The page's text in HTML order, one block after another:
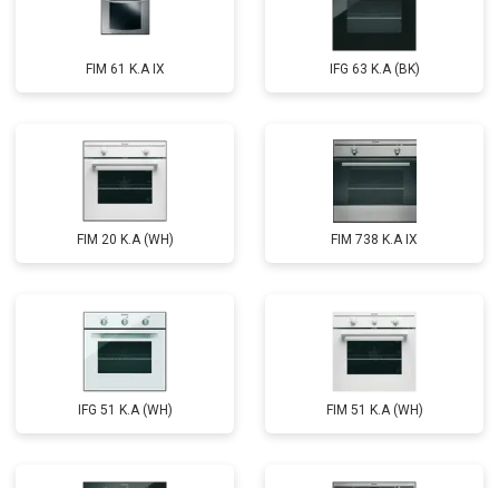
FIM 61 K.A IX IFG 63 K.A (BK)
FIM 20 K.A (WH) FIM 738 K.A IX
IFG 51 K.A (WH) FIM 51 K.A (WH)